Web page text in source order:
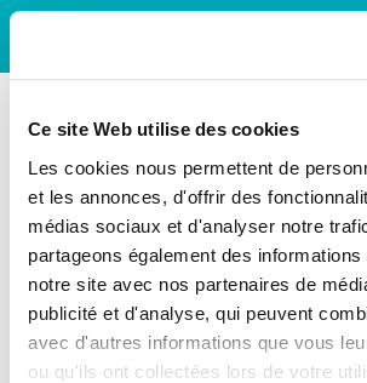
Ce site Web utilise des cookies
Les cookies nous permettent de
et les annonces, d'offrir des
médias sociaux et d'analyser notre
partageons également des
notre site avec nos partenaires de
publicité et d'analyse, qui peuvent
avec d'autres informations que vous
ou qu'ils ont collectées lors de votre